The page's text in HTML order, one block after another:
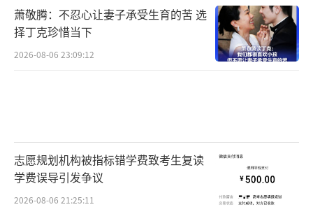
萧敬腾：不忍心让妻子承受生育的苦 选
择丁克珍惜当下
2026-08-06 23:09:12
志愿规划机构被指标错学费致考生复读
学费误导引发争议
2026-08-06 21:25:11